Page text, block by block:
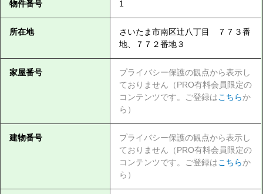
物件番号 1
所在地
さいたま市南区辻八丁目 ７７３番
地、７７２番地３
家屋番号
プライバシー保護の観点から表示し
ておりません（PRO有料会員限定の
コンテンツです。ご登録はこちらか
ら）
建物番号
プライバシー保護の観点から表示し
ておりません（PRO有料会員限定の
コンテンツです。ご登録はこちらか
ら）